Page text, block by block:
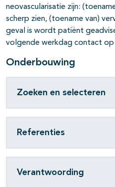
neovascularisatie zijn:
scherp zien, (toename van)
geval is wordt patiënt
volgende werkdag contact
Onderbouwing
Zoeken en selecteren
Referenties
Verantwoording